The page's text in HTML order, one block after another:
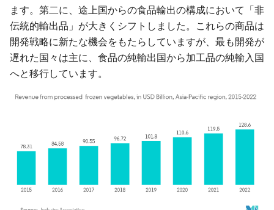
ます。第二に、途上国からの食品輸出の構成において「非
伝統的輸出品」が大きくシフトしました。これらの商品は
開発戦略に新たな機会をもたらしていますが、最も開発が
遅れた国々は主に、食品の純輸出国から加工品の純輸入国
へと移行しています。